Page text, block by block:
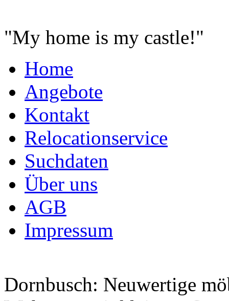
My home is my castle!
Home
Angebote
Kontakt
Relocationservice
Suchdaten
Über uns
Impressum